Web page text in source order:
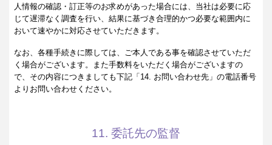
人情報の確認・訂正等のお求めがあった場合には、当社は必要に応
じて遅滞なく調査を行い、結果に基づき合理的かつ必要な範囲内に
おいて速やかに対応させていただきます。
なお、各種手続きに際しては、ご本人である事を確認させていただ
く場合がございます。また手数料をいただく場合がございますの
で、その内容につきましても下記「14. お問い合わせ先」の電話番号
よりお問い合わせください。
11. 委託先の監督